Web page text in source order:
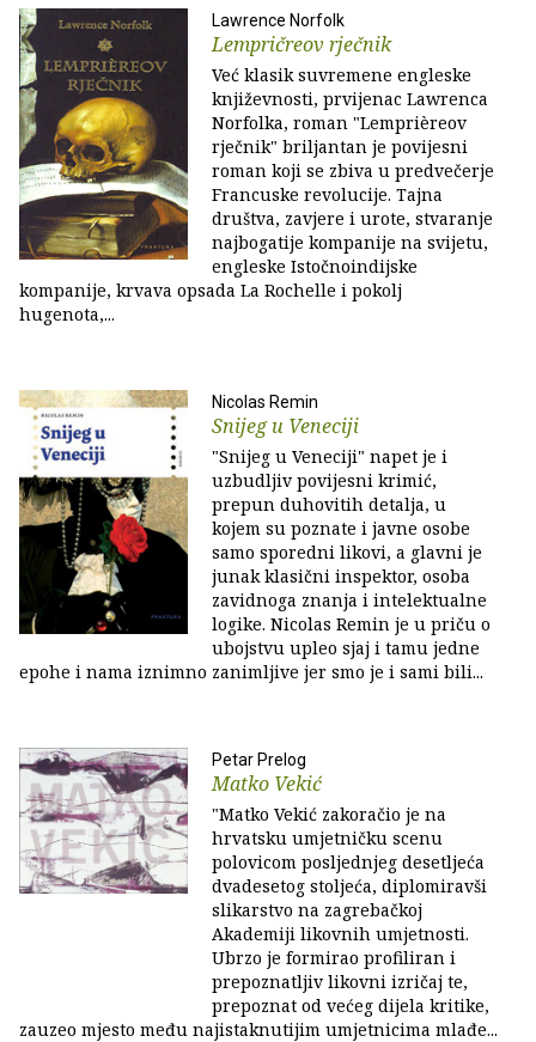
Lawrence Norfolk
Lempričreov rječnik
Već klasik suvremene engleske
književnosti, prvijenac Lawrenca
Norfolka, roman "Lemprièreov
rječnik" briljantan je povijesni
roman koji se zbiva u predvečerje
Francuske revolucije. Tajna
društva, zavjere i urote, stvaranje
najbogatije kompanije na svijetu,
engleske Istočnoindijske
kompanije, krvava opsada La Rochelle i pokolj
hugenota,...
Nicolas Remin
Snijeg u Veneciji
"Snijeg u Veneciji" napet je i
uzbudljiv povijesni krimić,
prepun duhovitih detalja, u
kojem su poznate i javne osobe
samo sporedni likovi, a glavni je
junak klasični inspektor, osoba
zavidnoga znanja i intelektualne
logike. Nicolas Remin je u priču o
ubojstvu upleo sjaj i tamu jedne
epohe i nama iznimno zanimljive jer smo je i sami bili...
Petar Prelog
Matko Vekić
"Matko Vekić zakoračio je na
hrvatsku umjetničku scenu
polovicom posljednjeg desetljeća
dvadesetog stoljeća, diplomiravši
slikarstvo na zagrebačkoj
Akademiji likovnih umjetnosti.
Ubrzo je formirao profiliran i
prepoznatljiv likovni izričaj te,
prepoznat od većeg dijela kritike,
zauzeo mjesto među najistaknutijim umjetnicima mlađe...